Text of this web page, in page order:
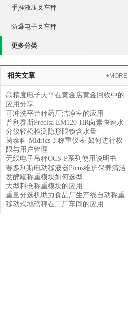
手推液压叉车秤
防爆电子叉车秤
更多分类
相关文章 +MORE
高精度电子天平在黄金店黄金回收中的
应用分享
可冲洗平台秤药厂洁净室的应用
普利赛斯Precisa EM120-HR卤素快速水
分仪轻松检测隐形眼镜含水量
茵泰科 Midrics 3 称重仪表 如何进行权
限与用户管理
无线电子吊秤OCS-P系列使用说明书
赛多利斯电动移液器Picus维护保养清洁
发酵罐称重模块如何选型
大型料仓称重模块的应用
重量分选机助力食品厂生产线自动称重
移动式地磅秤在工厂车间的应用